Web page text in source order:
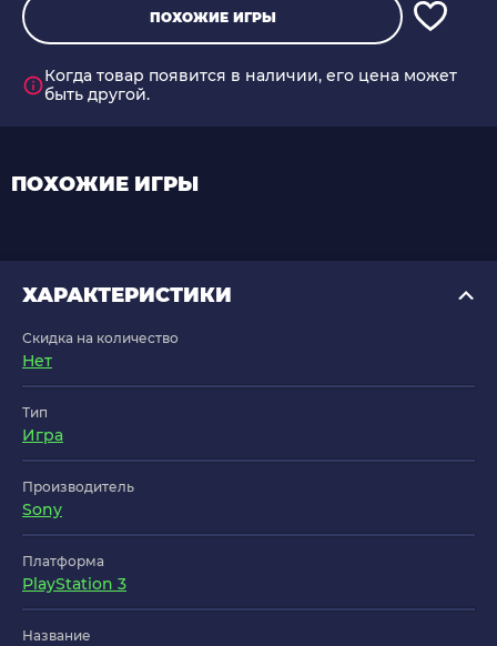
ПОХОЖИЕ ИГРЫ
Когда товар появится в наличии, его цена может
быть другой.
ПОХОЖИЕ ИГРЫ
ХАРАКТЕРИСТИКИ
Скидка на количество
Нет
Тип
Игра
Производитель
Sony
Платформа
PlayStation 3
Название